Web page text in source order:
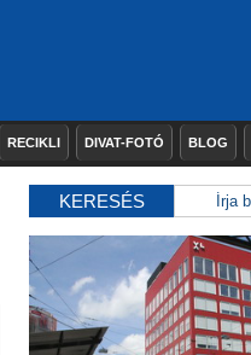
RECIKLI DIVAT-FOTÓ BLOG
KERESÉS